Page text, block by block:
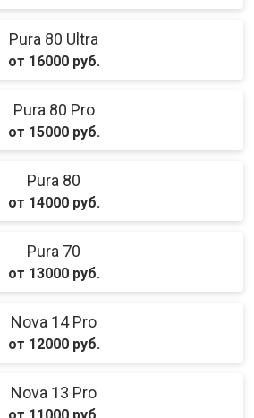
Pura 80 Ultra
от 16000 руб.
Pura 80 Pro
от 15000 руб.
Pura 80
от 14000 руб.
Pura 70
от 13000 руб.
Nova 14 Pro
от 12000 руб.
Nova 13 Pro